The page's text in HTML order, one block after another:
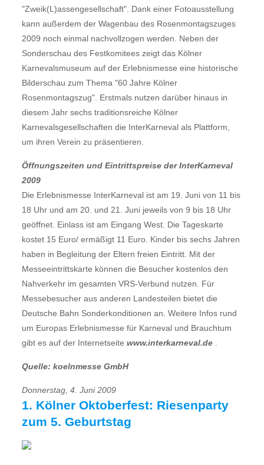
"Zweik(L)assengesellschaft". Dank einer Fotoausstellung
kann außerdem der Wagenbau des Rosenmontagszuges
2009 noch einmal nachvollzogen werden. Neben der
Sonderschau des Festkomitees zeigt das Kölner
Karnevalsmuseum auf der Erlebnismesse eine historische
Bilderschau zum Thema "60 Jahre Kölner
Rosenmontagszug". Erstmals nutzen darüber hinaus in
diesem Jahr sechs traditionsreiche Kölner
Karnevalsgesellschaften die InterKarneval als Plattform,
um ihren Verein zu präsentieren.
Öffnungszeiten und Eintrittspreise der InterKarneval
2009
Die Erlebnismesse InterKarneval ist am 19. Juni von 11 bis
18 Uhr und am 20. und 21. Juni jeweils von 9 bis 18 Uhr
geöffnet. Einlass ist am Eingang West. Die Tageskarte
kostet 15 Euro/ ermäßigt 11 Euro. Kinder bis sechs Jahren
haben in Begleitung der Eltern freien Eintritt. Mit der
Messeeintrittskarte können die Besucher kostenlos den
Nahverkehr im gesamten VRS-Verbund nutzen. Für
Messebesucher aus anderen Landesteilen bietet die
Deutsche Bahn Sonderkonditionen an. Weitere Infos rund
um Europas Erlebnismesse für Karneval und Brauchtum
gibt es auf der Internetseite www.interkarneval.de.
Quelle: koelnmesse GmbH
Donnerstag, 4. Juni 2009
1. Kölner Oktoberfest: Riesenparty
zum 5. Geburtstag